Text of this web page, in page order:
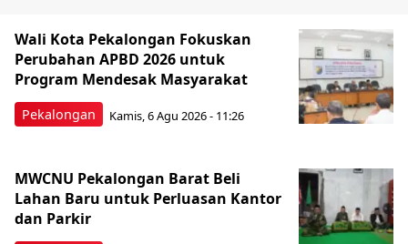
Pekalongan
Wali Kota Pekalongan Fokuskan
Perubahan APBD 2026 untuk
Program Mendesak Masyarakat
Kamis, 6 Agu 2026 - 11:26
MWCNU Pekalongan Barat Beli
Lahan Baru untuk Perluasan Kantor
dan Parkir